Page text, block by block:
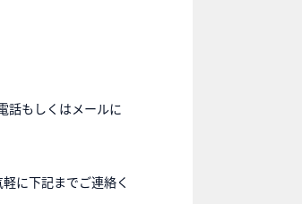
話もしくはメールに
に下記までご連絡く